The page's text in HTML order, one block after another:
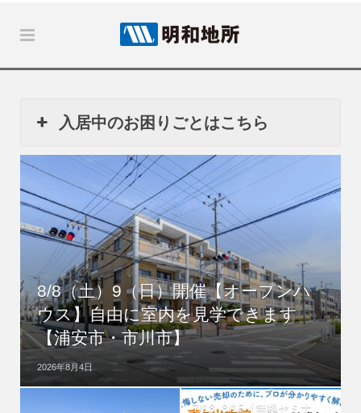
入居中のお困りごとはこちら
8/8（土）9（日）開催【オープンハ
ウス】自由に室内を見学できます
【浦安市・市川市】
2026年8月4日
7/18, 8/15【無料セミナ